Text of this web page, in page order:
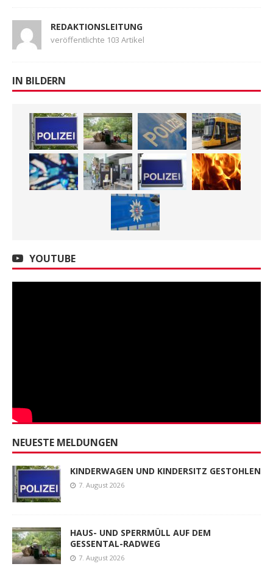
REDAKTIONSLEITUNG
veröffentlichte 103 Artikel
IN BILDERN
YOUTUBE
NEUESTE MELDUNGEN
KINDERWAGEN UND KINDERSITZ GESTOHLEN
7. August 2026
HAUS- UND SPERRMÜLL AUF DEM
GESSENTAL-RADWEG
7. August 2026